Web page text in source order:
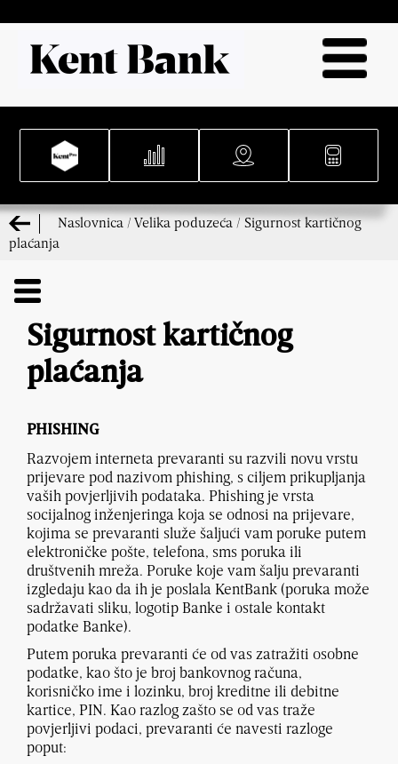
Naslovnica / Velika poduzeća / Sigurnost kartičnog
plaćanja
Sigurnost kartičnog
plaćanja
PHISHING
Razvojem interneta prevaranti su razvili novu vrstu
prijevare pod nazivom phishing, s ciljem prikupljanja
vaših povjerljivih podataka. Phishing je vrsta
socijalnog inženjeringa koja se odnosi na prijevare,
kojima se prevaranti služe šaljući vam poruke putem
elektroničke pošte, telefona, sms poruka ili
društvenih mreža. Poruke koje vam šalju prevaranti
izgledaju kao da ih je poslala KentBank (poruka može
sadržavati sliku, logotip Banke i ostale kontakt
podatke Banke).
Putem poruka prevaranti će od vas zatražiti osobne
podatke, kao što je broj bankovnog računa,
korisničko ime i lozinku, broj kreditne ili debitne
kartice, PIN. Kao razlog zašto se od vas traže
povjerljivi podaci, prevaranti će navesti razloge
poput: